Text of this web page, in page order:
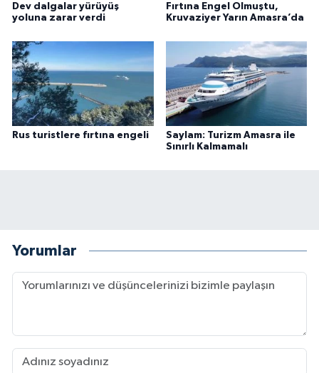
Dev dalgalar yürüyüş
yoluna zarar verdi
Fırtına Engel Olmuştu,
Kruvaziyer Yarın Amasra’da
Rus turistlere fırtına engeli
Saylam: Turizm Amasra ile
Sınırlı Kalmamalı
Yorumlar